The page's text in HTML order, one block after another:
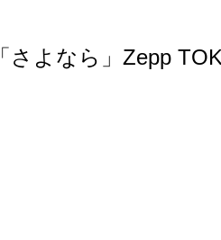
「さよなら」 Zepp